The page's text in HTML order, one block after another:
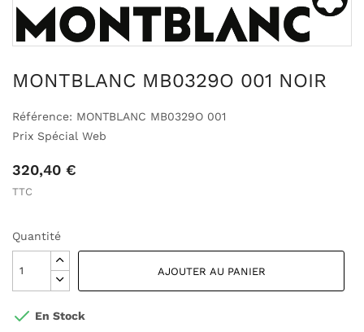
MONTBLANC MB0329O 001 NOIR
Référence: MONTBLANC MB0329O 001
Prix Spécial Web
320,40 €
TTC
Quantité
AJOUTER AU PANIER
En Stock